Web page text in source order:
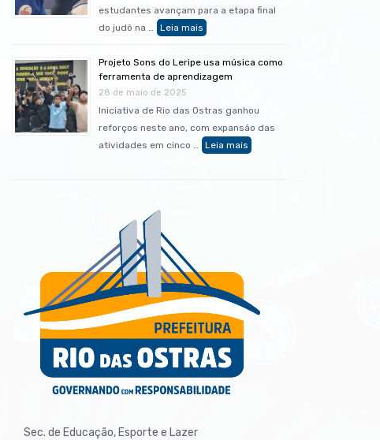
estudantes avançam para a etapa final
do judô na …
Projeto Sons do Leripe usa música como
ferramenta de aprendizagem
28 de maio de 2025
Iniciativa de Rio das Ostras ganhou
reforços neste ano, com expansão das
atividades em cinco …
Sec. de Educação, Esporte e Lazer